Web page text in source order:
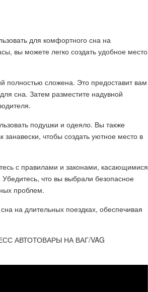
для комфортного сна на
вы можете легко создать удобное место
полностью сложена. Это предоставит вам
сна. Затем разместите надувной
подушки и одеяло. Вы также
занавески, чтобы создать уютное место в
с правилами и законами, касающимися
что вы выбрали безопасное
проблем.
на длительных поездках, обеспечивая
АВТОТОВАРЫ НА ВАГ/VAG